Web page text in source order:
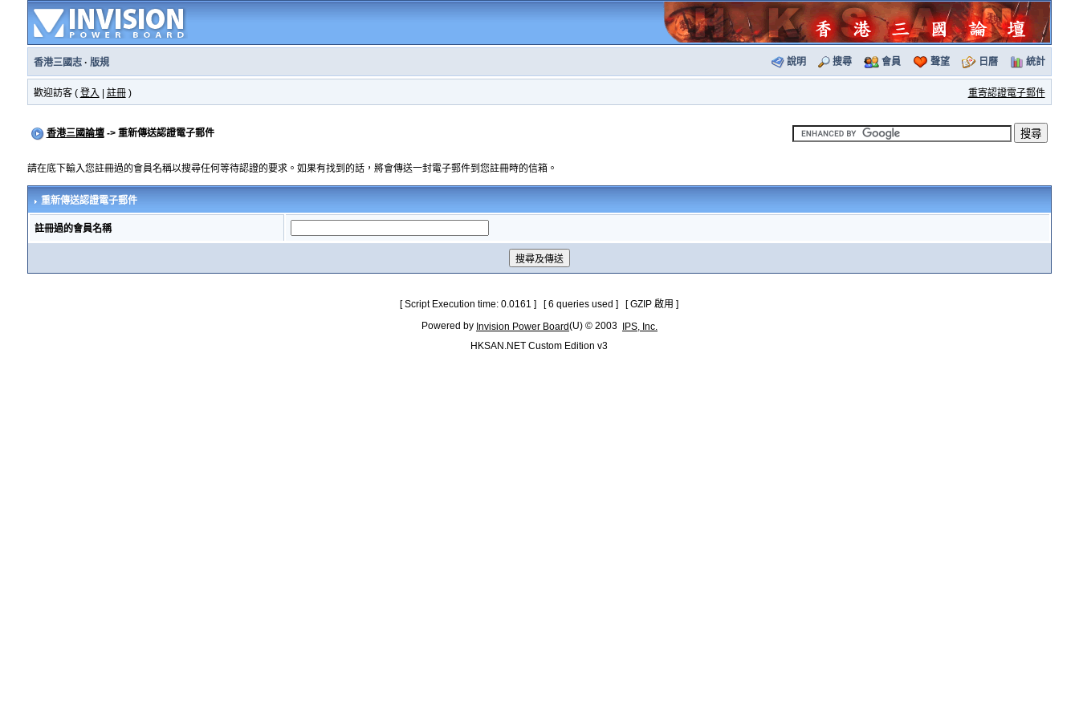
香港三國志· 版規 說明 搜尋 會員 聲望 日曆 統計
歡迎訪客 ( 登入 註冊) 重寄認證電子郵件
香港三國論壇-> 重新傳送認證電子郵件
請在底下輸入您註冊過的會員名稱以搜尋任何等待認證的要求。如果有找到的話，將會傳送一封電子郵件到您註冊時的信箱。
重新傳送認證電子郵件
註冊過的會員名稱
[ Script Execution time: 0.0161 ] [ 6 queries used ] [ GZIP 啟用 ]
Powered by Invision Power Board(U) © 2003
IPS, Inc.
HKSAN.NET Custom Edition v3